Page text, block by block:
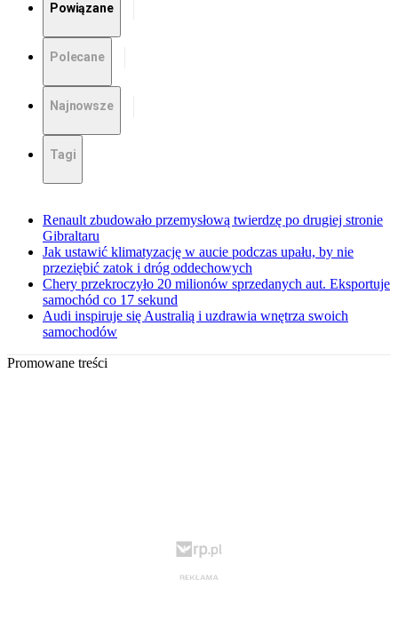
Powiązane
Polecane
Najnowsze
Tagi
Renault zbudowało przemysłową twierdzę po drugiej stronie
Gibraltaru
Jak ustawić klimatyzację w aucie podczas upału, by nie
przeziębić zatok i dróg oddechowych
Chery przekroczyło 20 milionów sprzedanych aut. Eksportuje
samochód co 17 sekund
Audi inspiruje się Australią i uzdrawia wnętrza swoich
samochodów
Promowane treści